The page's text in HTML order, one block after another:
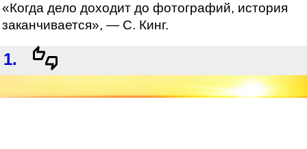
«Когда дело доходит до фотографий, история
заканчивается», — С. Кинг.
1.